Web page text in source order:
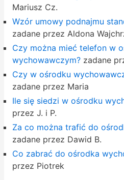
Mariusz Cz.
Wzór umowy podnajmu
zadane przez Aldona
Czy można mieć telefon w
wychowawczym?zadane
Czy w ośrodku
zadane przez Maria
Ile się siedzi w ośrodku
przez J. i P.
Za co można trafić do
zadane przez Dawid B.
Co zabrać do ośrodka
przez Piotrek